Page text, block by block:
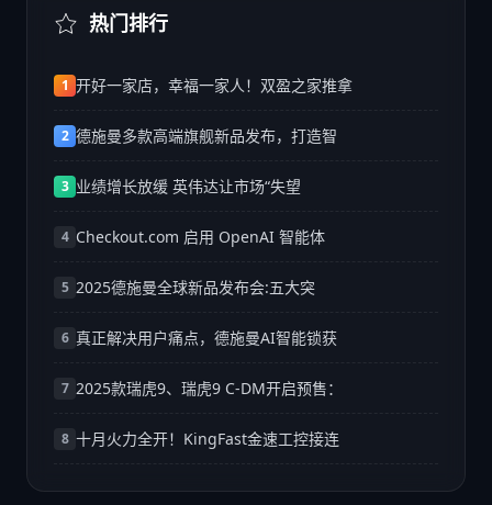
热门排行
1 开好一家店，幸福一家人！双盈之家推拿
2 德施曼多款高端旗舰新品发布，打造智
3 业绩增长放缓 英伟达让市场“失望
4 Checkout.com 启用 OpenAI 智能体
5 2025德施曼全球新品发布会:五大突
6 真正解决用户痛点，德施曼AI智能锁获
7 2025款瑞虎9、瑞虎9 C-DM开启预售：
8 十月火力全开！KingFast金速工控接连